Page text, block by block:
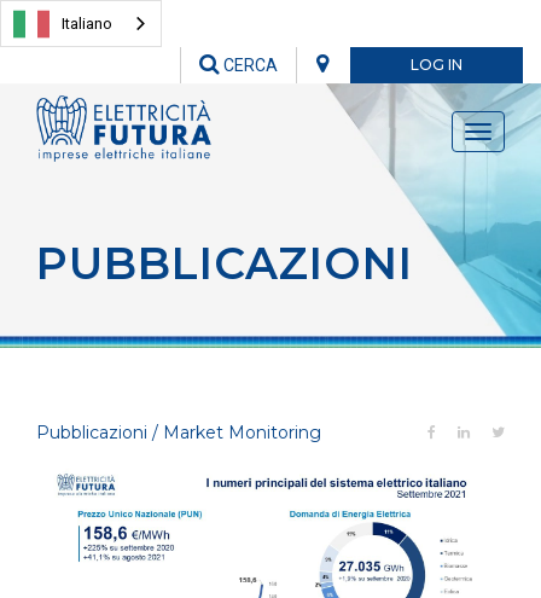
Italiano
LOG IN
CERCA
Toggle
PUBBLICAZIONI
Pubblicazioni / Market Monitoring